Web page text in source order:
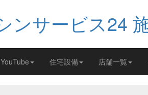
YouTube 住宅設備 店舗一覧